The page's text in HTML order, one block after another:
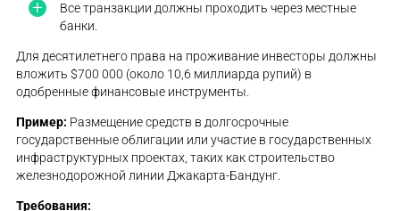
Все транзакции должны проходить через местные
банки.
Для десятилетнего права на проживание инвесторы должны
вложить $700 000 (около 10,6 миллиарда рупий) в
одобренные финансовые инструменты.
Пример: Размещение средств в долгосрочные
государственные облигации или участие в государственных
инфраструктурных проектах, таких как строительство
железнодорожной линии Джакарта-Бандунг.
Требования: